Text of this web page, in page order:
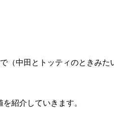
（中田とトッティのときみた
紹介していきます。